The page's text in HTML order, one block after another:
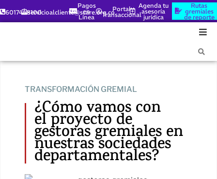
6017448100servicioalcliente@scare.org.co
Pagos
en
Línea
Portal
Transaccional
Agenda tu
asesoría
jurídica
Rutas
gremiales
de reporte
TRANSFORMACIÓN GREMIAL
¿Cómo vamos con
el proyecto de
gestoras gremiales en
nuestras sociedades
departamentales?